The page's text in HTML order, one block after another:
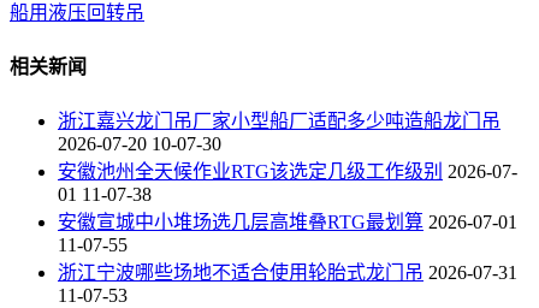
船用液压回转吊
相关新闻
浙江嘉兴龙门吊厂家小型船厂适配多少吨造船龙门吊
2026-07-20 10-07-30
安徽池州全天候作业RTG该选定几级工作级别 2026-07-
01 11-07-38
安徽宣城中小堆场选几层高堆叠RTG最划算 2026-07-01
11-07-55
浙江宁波哪些场地不适合使用轮胎式龙门吊 2026-07-31
11-07-53